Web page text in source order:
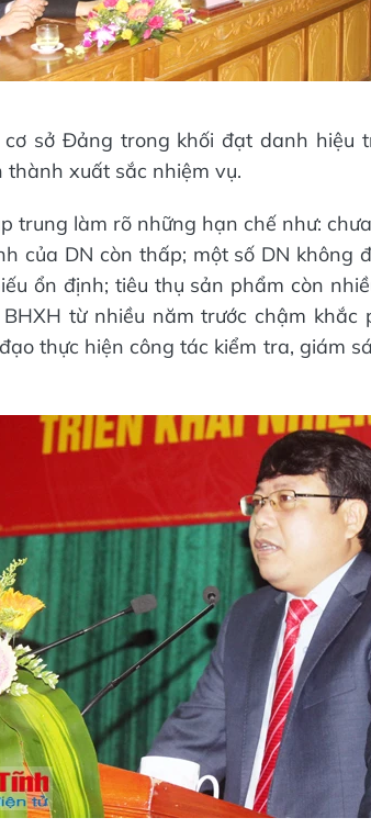
sở Đảng trong khối đạt danh hiệu
xuất sắc nhiệm vụ.
trung làm rõ những hạn chế như:
của DN còn thấp; một số DN không
ổn định; tiêu thụ sản phẩm còn
từ nhiều năm trước chậm khắc
thực hiện công tác kiểm tra, giám